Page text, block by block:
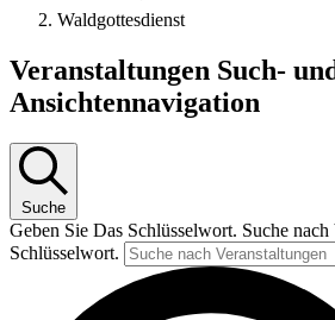
Waldgottesdienst
Veranstaltungen
Veranstaltungen Such-
Ansichtennavigation
Suche
Geben Sie Das Schlüsselwort. Suche nach
Schlüsselwort.